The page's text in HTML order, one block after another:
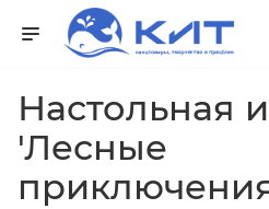
Настольная
'Лесные